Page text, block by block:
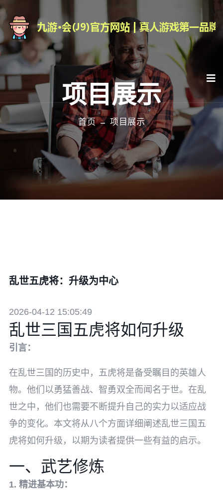
项目展示
首页 项目展示
乱世五虎将：升级为中心
2026-04-12 15:05:49
乱世三国五虎将如何升级
引言：
在乱世三国的历史中，五虎将是备受瞩目的英雄人
物。他们以勇猛善战、智勇双全而闻名于世。在乱
世之中，他们也需要不断提升自己的实力以适应战
争的变化。本文将从八个方面详细阐述乱世三国五
虎将如何升级，以期为读者提供一些有益的启示。
一、武艺修炼
1. 精进基本功：